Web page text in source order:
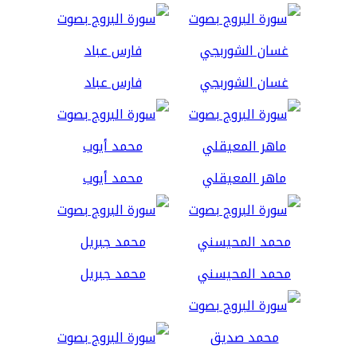
غسان الشوربجي فارس عباد
ماهر المعيقلي محمد أيوب
محمد المحيسني محمد جبريل